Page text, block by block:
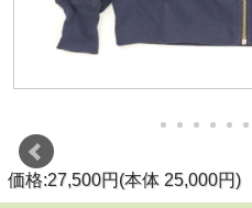
価格:27,500円(本体 25,000円)